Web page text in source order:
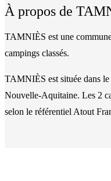
À propos de
TAMNIÈS est une
campings classés.
TAMNIÈS est située dans
Nouvelle-Aquitaine. Les 2
selon le référentiel Atout